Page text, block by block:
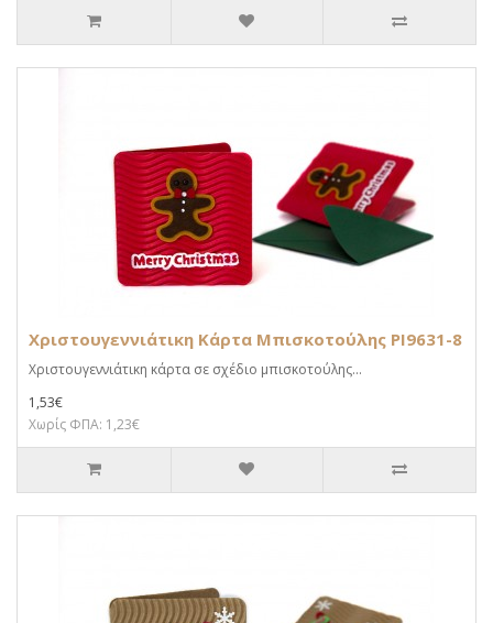
Χριστουγεννιάτικη Κάρτα Μπισκοτούλης PI9631-8
Χριστουγεννιάτικη κάρτα σε σχέδιο μπισκοτούλης...
1,53€
Χωρίς ΦΠΑ: 1,23€